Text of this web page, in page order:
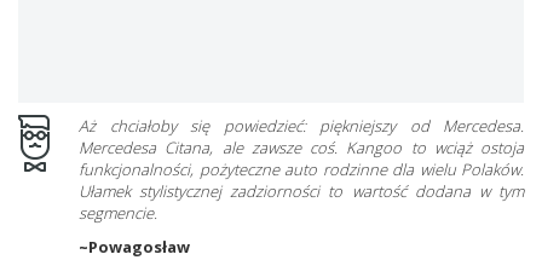
Aż chciałoby się powiedzieć: piękniejszy od Mercedesa.
Mercedesa Citana, ale zawsze coś. Kangoo to wciąż ostoja
funkcjonalności, pożyteczne auto rodzinne dla wielu Polaków.
Ułamek stylistycznej zadziorności to wartość dodana w tym
segmencie.
~Powagosław